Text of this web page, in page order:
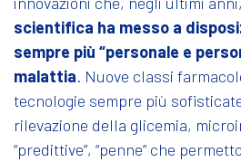
scientifica ha messo a
sempre più “personale e
malattia. Nuove classi
tecnologie sempre più
rilevazione della glicemia,
“predittive”, “penne” che